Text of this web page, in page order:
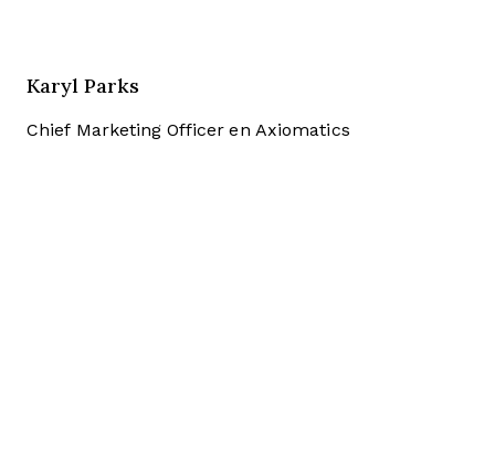
Karyl Parks
Chief Marketing Officer en Axiomatics